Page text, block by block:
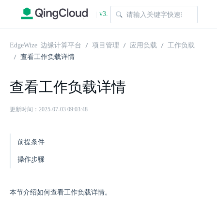
| v3.
1.0
EdgeWize 边缘计算平台 项目管理 应用负载
工作负载
查看工作负载详情
查看工作负载详情
更新时间：2025-07-03 09:03:48
前提条件
操作步骤
本节介绍如何查看工作负载详情。